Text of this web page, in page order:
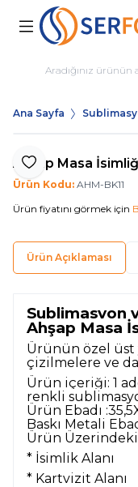
Ana Sayfa
Favoriye Ekle
Ahşap Masa
Ürün Kodu: AHM-BK11
Ürün fiyatını görmek için
Ürün Açıklaması
Sublimasyon
Ahşap Masa
Ürünün özel üst
çizilmelere ve
Ürün içeriği: 1
renkli
Ürün Ebadı
Baskı Metali
Ürün
* İsimlik Alanı
* Kartvizit Alanı